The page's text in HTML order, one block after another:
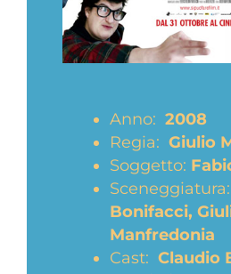
Anno: 2008
Regia: Giulio
Soggetto:
Sceneggiatura:
Bonifacci,
Manfredonia
Cast: Claudio